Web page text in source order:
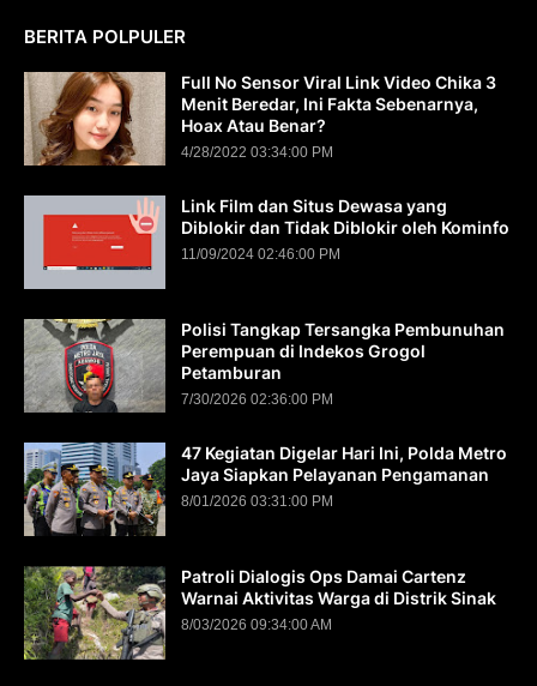
BERITA POLPULER
Full No Sensor Viral Link Video Chika 3
Menit Beredar, Ini Fakta Sebenarnya,
Hoax Atau Benar?
4/28/2022 03:34:00 PM
Link Film dan Situs Dewasa yang
Diblokir dan Tidak Diblokir oleh Kominfo
11/09/2024 02:46:00 PM
Polisi Tangkap Tersangka Pembunuhan
Perempuan di Indekos Grogol
Petamburan
7/30/2026 02:36:00 PM
47 Kegiatan Digelar Hari Ini, Polda Metro
Jaya Siapkan Pelayanan Pengamanan
8/01/2026 03:31:00 PM
Patroli Dialogis Ops Damai Cartenz
Warnai Aktivitas Warga di Distrik Sinak
8/03/2026 09:34:00 AM